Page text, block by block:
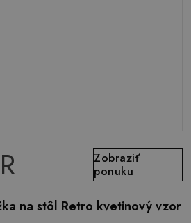
Zobraziť
ponuku
na stôl Retro kvetinový vzor